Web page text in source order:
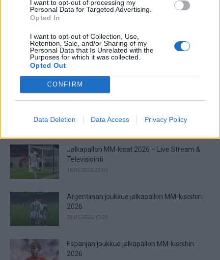
I want to opt-out of processing my
Personal Data for Targeted Advertising.
Opted In
I want to opt-out of Collection, Use,
Retention, Sale, and/or Sharing of my
Personal Data that Is Unrelated with the
Purposes for which it was collected.
Opted Out
CONFIRM
Data Deletion Data Access Privacy Policy
Jalkapallon MM-kisat 2026 Pudotuspelit –
tässä kaavio
28.06.2026 13:37
Jalkapallon MM-turnauksen lohkovaihe on saatu nyt taputeltua,
Jalkapallon MM-kisat 2026 – Live Stream &
Televisiointi
16.06.2026 23:03
Argentiinan joukkue jalkapallon MM-kisoihin
2026
29.05.2026 15:20
Espanjan joukkue jalkapallon MM-kisoihin
2026